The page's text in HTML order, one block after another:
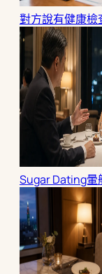
對方說有健康檢
Sugar Dating暈